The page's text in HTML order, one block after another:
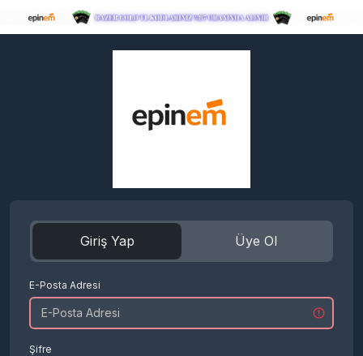
Giriş Yap Üye Ol
E-Posta Adresi
Şifre